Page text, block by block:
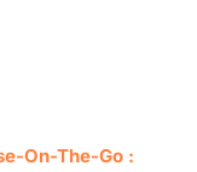
On-The-Go :